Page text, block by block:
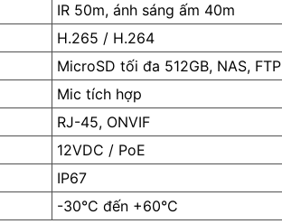
IR 50m, ánh sáng ấm 40m
H.265 / H.264
MicroSD tối đa 512GB, NAS, FTP
Mic tích hợp
RJ-45, ONVIF
12VDC / PoE
IP67
-30°C đến +60°C